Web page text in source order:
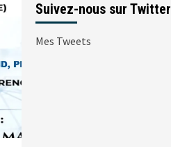
Suivez-nous sur Twitter
Mes Tweets